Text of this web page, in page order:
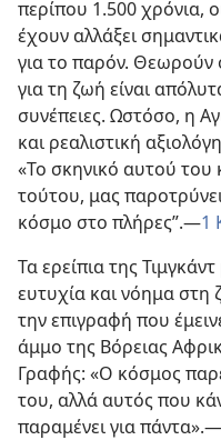
περίπου 1.500 χρόνια,
έχουν αλλάξει
για το παρόν. Θεωρούν
για τη ζωή είναι
συνέπειες. Ωστόσο, η
και ρεαλιστική
«Το σκηνικό αυτού του
τούτου, μας
κόσμο στο πλήρες”.—1
Τα ερείπια της
ευτυχία και νόημα στη
την επιγραφή που
άμμο της Βόρειας
Γραφής: «Ο κόσμος
του, αλλά αυτός που
παραμένει για πάντα».—